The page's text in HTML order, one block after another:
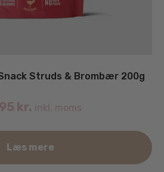
Struds & Brombær 200g
kr. inkl. moms
Læs mere